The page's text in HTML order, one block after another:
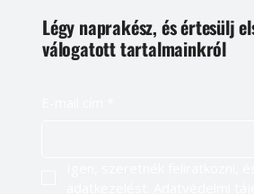
Légy naprakész, és értesülj
válogatott tartalmainkról